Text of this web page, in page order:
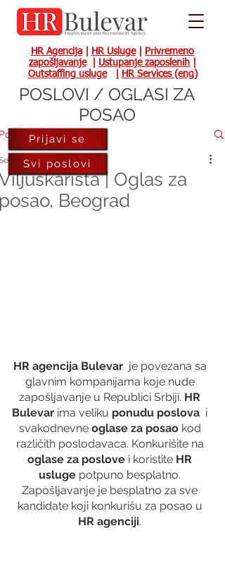
HR Agencija HR Usluge|
Privremeno
zapošljavanje| Ustupanje zaposlenih
Outstaffing usluge| HR Services (eng)
| Oglas za
Beograd
1, 2025
HR agencija Bulevar
  je povezana sa
glavnim kompanijama koje nude
zapošljavanje u Republici Srbiji. HR
Bulevar ima veliku ponudu poslova
  i
svakodnevne oglase za posao kod
različith poslodavaca. Konkurišite na
oglase za poslove i koristite HR
usluge potpuno besplatno.
Zapošljavanje je besplatno za sve
kandidate koji konkurišu za posao u
HR agenciji.
Prijavi se
Svi poslovi
POSLOVI / OGLASI ZA
POSAO